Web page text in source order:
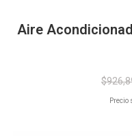
Aire
$
Precio